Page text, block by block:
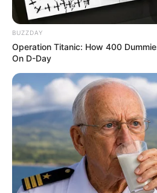
BUZZDAY
Operation Titanic: How 400
On D-Day